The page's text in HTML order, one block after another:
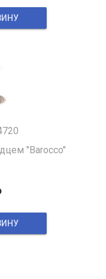
"Barocco"